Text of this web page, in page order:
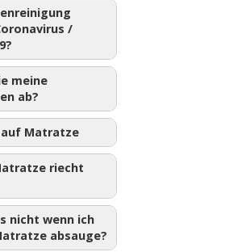
/
meine
ab?
auf Matratze
riecht
nicht wenn ich
absauge?